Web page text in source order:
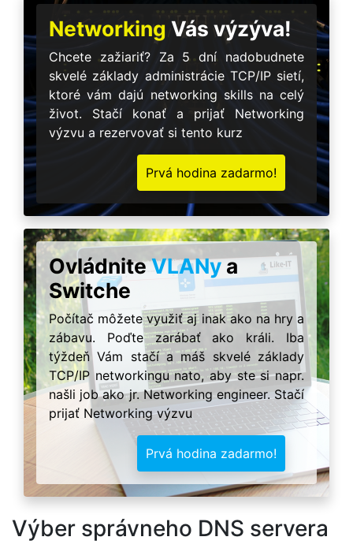
Networking Vás výzýva!
Chcete zažiariť? Za 5 dní nadobudnete
skvelé základy administrácie TCP/IP sietí,
ktoré vám dajú networking skills na celý
život. Stačí konať a prijať Networking
výzvu a rezervovať si tento kurz
Prvá hodina zadarmo!
OvládniteVLANya
Switche
Počítač môžete využiť aj inak ako na hry a
zábavu. Poďte zarábať ako králi. Iba
týždeň Vám stačí a máš skvelé základy
TCP/IP networkingu nato, aby ste si napr.
našli job ako jr. Networking engineer. Stačí
prijať Networking výzvu
Prvá hodina zadarmo!
Výber správneho DNS servera